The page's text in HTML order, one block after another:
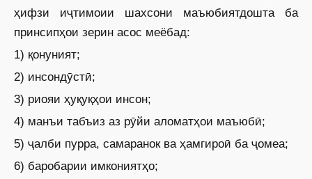
ҳифзи иҷтимоии шахсони маъюбиятдошта ба
принсипҳои зерин асос меёбад:
1) қонуният;
2) инсондӯстӣ;
3) риояи ҳуқуқҳои инсон;
4) манъи табъиз аз рӯйи аломатҳои маъюбӣ;
5) ҷалби пурра, самаранок ва ҳамгироӣ ба ҷомеа;
6) баробарии имкониятҳо;